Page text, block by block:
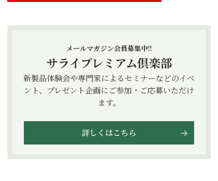
メールマガジン会員募集中!!
サライプレミアム倶楽部
新製品体験会や専門家によるセミナーなどのイベ
ント、プレゼント企画にご参加・ご応募いただけ
ます。
詳しくはこちら